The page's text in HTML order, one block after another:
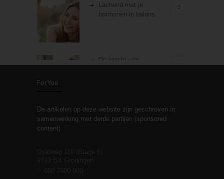
Lachend met je
hormonen in balans
3
De kracht van
Stiefouderschap en
relaties
ForYou
De artikelen op deze website zijn geschreven in
samenwerking met derde partijen (sponsored
content).
T